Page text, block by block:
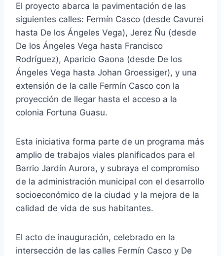
El proyecto abarca la pavimentación de las
siguientes calles: Fermín Casco (desde Cavurei
hasta De los Ángeles Vega), Jerez Ñu (desde
De los Ángeles Vega hasta Francisco
Rodríguez), Aparicio Gaona (desde De los
Ángeles Vega hasta Johan Groessiger), y una
extensión de la calle Fermín Casco con la
proyección de llegar hasta el acceso a la
colonia Fortuna Guasu.
Esta iniciativa forma parte de un programa más
amplio de trabajos viales planificados para el
Barrio Jardín Aurora, y subraya el compromiso
de la administración municipal con el desarrollo
socioeconómico de la ciudad y la mejora de la
calidad de vida de sus habitantes.
El acto de inauguración, celebrado en la
intersección de las calles Fermín Casco y De